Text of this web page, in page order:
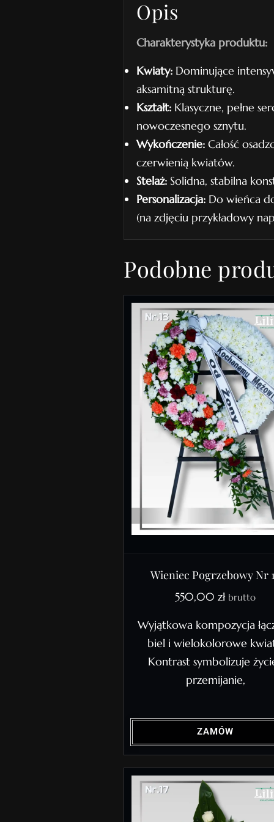
Opis
Charakterystyka produktu:
Kwiaty: Dominujące
aksamitną strukturę.
Kształt: Klasyczne, pełne
nowoczesnego sznytu.
Wykończenie: Całość
czerwienią kwiatów.
Stelaż: Solidna, stabilna
Personalizacja: Do wieńca
(na zdjęciu przykładowy
Podobne
Wieniec Pogrzebowy Nr
550,00 zł brutto
Wyjątkowa kompozycja
biel i wielokolorowe
Kontrast symbolizuje
przemijanie,
ZAMÓW